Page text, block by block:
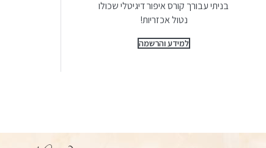
בניתי עבורך קורס איפור דיגיטלי שכולו
נטול אכזריות!
למידע והרשמה